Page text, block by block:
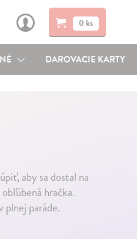
0 ks
DAROVACIE KARTY
aby sa dostal na
hračka.
plnej paráde.